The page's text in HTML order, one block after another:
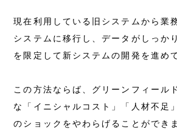
現在利用している旧システムから業
システムに移行し、データがしっか
を限定して新システムの開発を進め
この方法ならば、グリーンフィール
な「イニシャルコスト」「人材不足
のショックをやわらげることができ